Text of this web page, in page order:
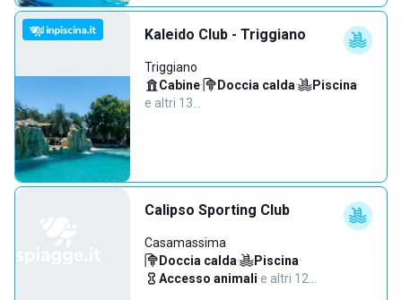
Kaleido Club - Triggiano
Triggiano
Cabine· Doccia calda· Piscina·
e altri 13…
Calipso Sporting Club
Casamassima
Doccia calda· Piscina·
Accesso animali·e altri 12…